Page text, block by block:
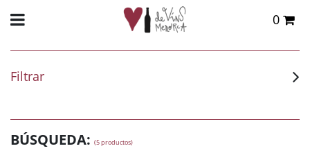
0
Filtrar
BÚSQUEDA: (5 productos)